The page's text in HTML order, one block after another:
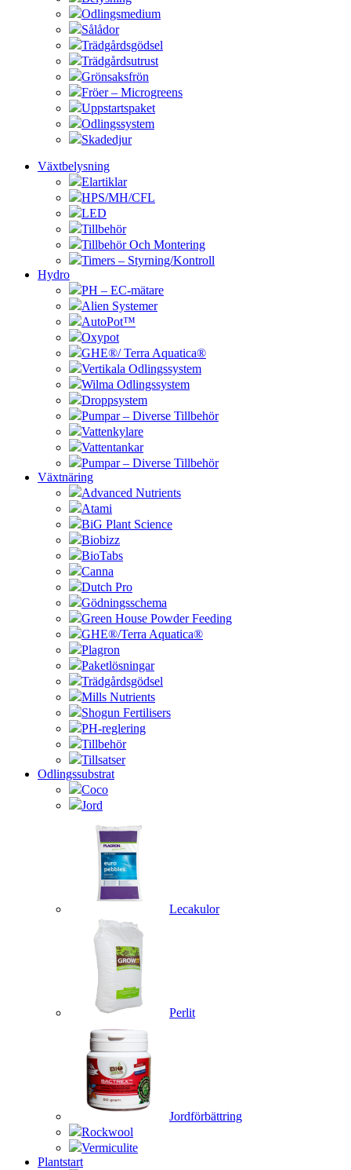
Odlingsmedium
Sålådor
Trädgårdsgödsel
Trädgårdsutrust
Grönsaksfrön
Fröer – Microgreens
Uppstartspaket
Odlingssystem
Skadedjur
Växtbelysning
Elartiklar
HPS/MH/CFL
LED
Tillbehör
Tillbehör Och Montering
Timers – Styrning/Kontroll
Hydro
PH – EC-mätare
Alien Systemer
AutoPot™
Oxypot
GHE®/ Terra Aquatica®
Vertikala Odlingssystem
Wilma Odlingssystem
Droppsystem
Pumpar – Diverse Tillbehör
Vattenkylare
Vattentankar
Pumpar – Diverse Tillbehör
Växtnäring
Advanced Nutrients
Atami
BiG Plant Science
Biobizz
BioTabs
Canna
Dutch Pro
Gödningsschema
Green House Powder Feeding
GHE®/Terra Aquatica®
Plagron
Paketlösningar
Trädgårdsgödsel
Mills Nutrients
Shogun Fertilisers
PH-reglering
Tillbehör
Tillsatser
Odlingssubstrat
Coco
Jord
Lecakulor
Perlit
Jordförbättring
Rockwool
Vermiculite
Plantstart